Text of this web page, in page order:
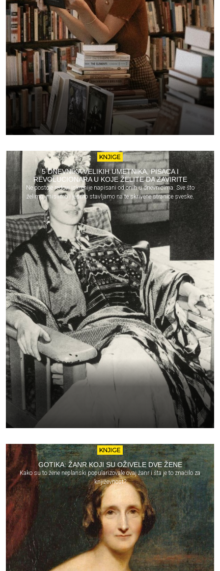
KNJIGE
5 DNEVNIKA VELIKIH UMETNIKA, PISACA I
REVOLUCIONARA U KOJE ŽELITE DA ZAVIRITE
Ne postoje redovi iskrenije napisani od onih u dnevnicima. Sve što
želimo, mislimo i jesmo stavljamo na te skrivene stranice sveske.
KNJIGE
GOTIKA: ŽANR KOJI SU OŽIVELE DVE ŽENE
Kako su to žene neplanski popularizovale ovaj žanr i šta je to značilo za
književnost?